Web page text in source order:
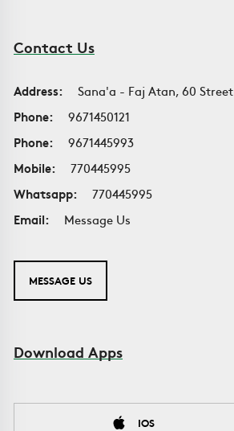
Contact Us
Address:
Sana'a - Faj Atan, 60 Street
Phone:
9671450121
Phone:
9671445993
Mobile:
770445995
Whatsapp:
770445995
Email:
Message Us
MESSAGE US
Download Apps
IOS